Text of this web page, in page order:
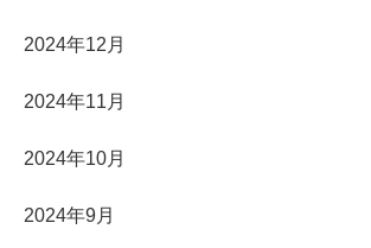
2024年12月
2024年11月
2024年10月
2024年9月